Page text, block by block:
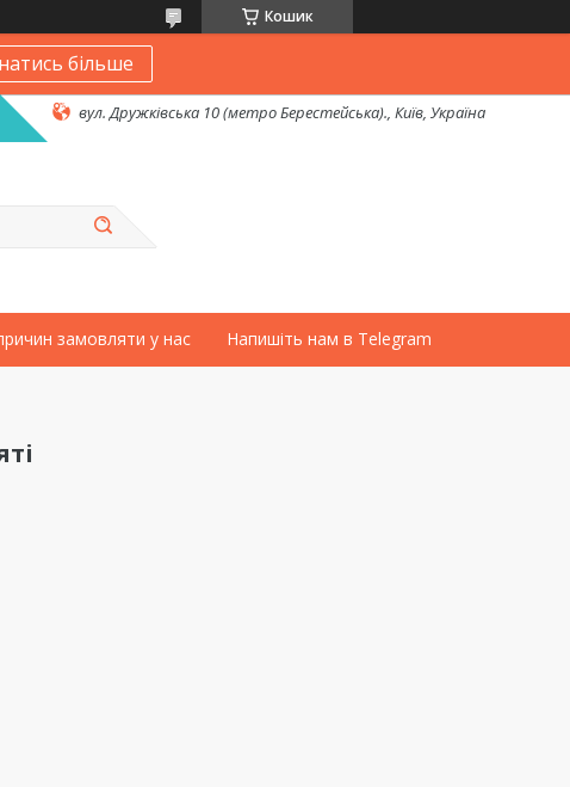
Кошик
більше
вул. Дружківська 10 (метро Берестейська)., Київ, Україна
замовляти у нас Напишіть нам в Telegram